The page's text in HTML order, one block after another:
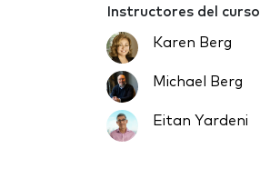
Instructores del curso
Karen Berg
Michael Berg
Eitan Yardeni